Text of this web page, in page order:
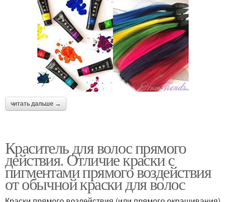
читать дальше →
Краситель для волос прямого
действия. Отличие краски с
пигментами прямого воздействия
от обычной краски для волос